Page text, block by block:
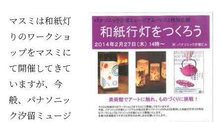
マスミは和紙灯
りのワークショ
ップをマスミに
て開催してきて
いますが、今
般、パナソニッ
ク汐留ミュージ